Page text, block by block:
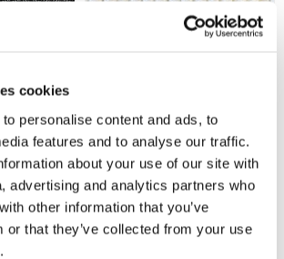
cookies
personalise content and ads, to
features and to analyse our traffic.
about your use of our site with
advertising and analytics partners who
other information that you’ve
or that they’ve collected from your use
III
Black
Paracord Lina
1 m. Paracord White II
6,90KR